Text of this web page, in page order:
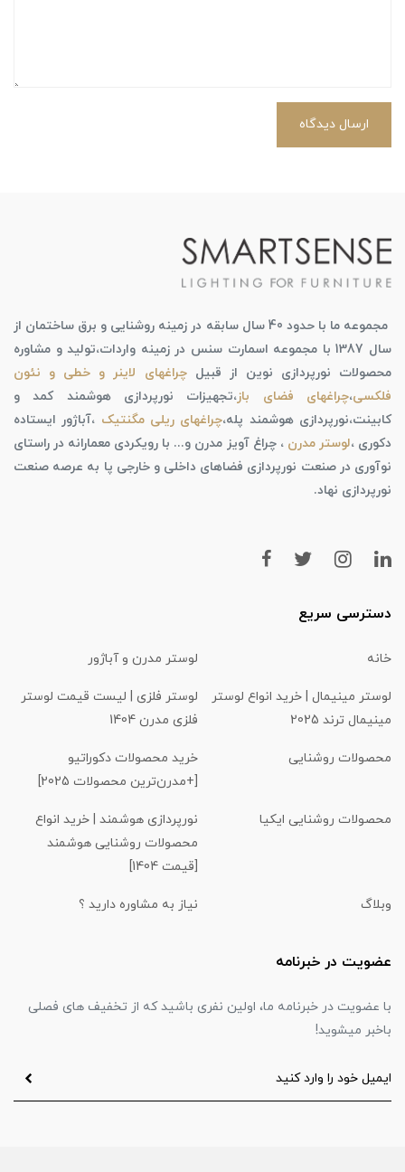
ارسال دیدگاه
مجموعه ما با حدود 40 سال سابقه در زمینه روشنایی و برق ساختمان از
سال 1387 با مجموعه اسمارت سنس در زمینه واردات،تولید و مشاوره
محصولات نورپردازی نوین از قبیلچراغهای لاینر و خطی و نئون
فلکسی،چراغهای فضای باز،تجهیزات نورپردازی هوشمند کمد و
کابینت،نورپردازی هوشمند پله،چراغهای ریلی مگنتیک ،آباژور ایستاده
دکوری ،لوستر مدرن ، چراغ آویز مدرن و... با رویکردی معمارانه در راستای
نوآوری در صنعت نورپردازی فضاهای داخلی و خارجی پا به عرصه صنعت
نورپردازی نهاد.
دسترسی سریع
خانه لوستر مدرن و آباژور
لوستر مینیمال | خرید انواع لوستر
مینیمال ترند 2025
لوستر فلزی | لیست قیمت لوستر
فلزی مدرن 1404
محصولات روشنایی
خرید محصولات دکوراتیو
[+مدرن‌ترین محصولات 2025]
محصولات روشنایی ایکیا
نورپردازی هوشمند | خرید انواع
محصولات روشنایی هوشمند
[قیمت 1404]
وبلاگ نیاز به مشاوره دارید ؟
عضویت در خبرنامه
با عضویت در خبرنامه ما، اولین نفری باشید که از تخفیف های فصلی
باخبر میشوید!